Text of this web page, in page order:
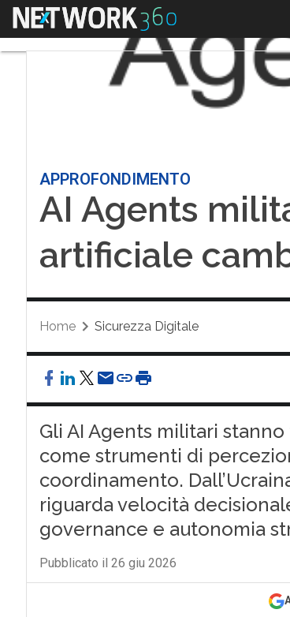
Menu
APPROFONDIMENTO
AI Agents
artificiale
Home Sicurezza Digitale
Gli AI Agents militari
come strumenti di
coordinamento.
riguarda velocità
governance e autonomia
Pubblicato il 26 giu 2026